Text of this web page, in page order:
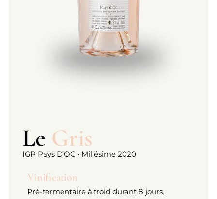
Le Gris
IGP Pays D’OC • Millésime 2020
Vinification
Pré-fermentaire à froid durant 8 jours.